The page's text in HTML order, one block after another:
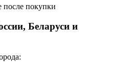
Беларуси и